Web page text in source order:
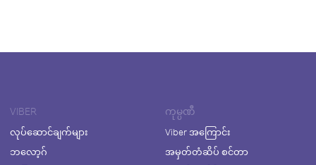
VIBER
လုပ်ဆောင်ချက်များ
ဘလော့ဂ်
ကုမ္ပဏီ
Viber အကြောင်း
အမှတ်တံဆိပ် စင်တာ